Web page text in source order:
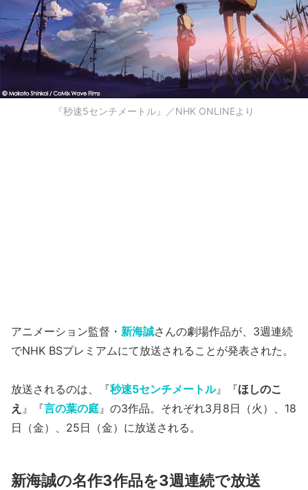
『秒速5センチメートル』／NHK ONLINEより
アニメーション監督・ 新海誠さんの劇場作品が、3週連続
でNHK BSプレミアムにて放送されることが発表された。
放送されるのは、『秒速5センチメートル』『ほしのこ
え 』『言の葉の庭 』の3作品。それぞれ3月8日（火）、18
日（金）、25日（金）に放送される。
新海誠の名作3作品を3週連続で放送